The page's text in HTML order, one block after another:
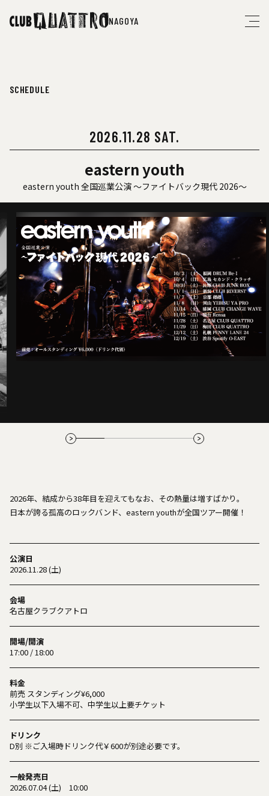
NAGOYA
SCHEDULE
2026.11.28 SAT.
eastern youth
eastern youth 全国巡業公演 ～ファイトバック現代 2026～
2026年、結成から38年目を迎えてもなお、その熱量は増すばかり。
日本が誇る孤高のロックバンド、eastern youthが全国ツアー開催！
公演日
2026.11.28 (土)
会場
名古屋クラブクアトロ
開場/開演
17:00 / 18:00
料金
前売 スタンディング¥6,000
小学生以下入場不可、中学生以上要チケット
ドリンク
D別 ※ご入場時ドリンク代￥600が別途必要です。
一般発売日
2026.07.04 (土) 10:00